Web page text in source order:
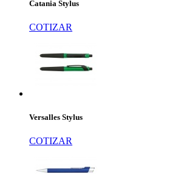
Catania Stylus
COTIZAR
Versalles Stylus
COTIZAR